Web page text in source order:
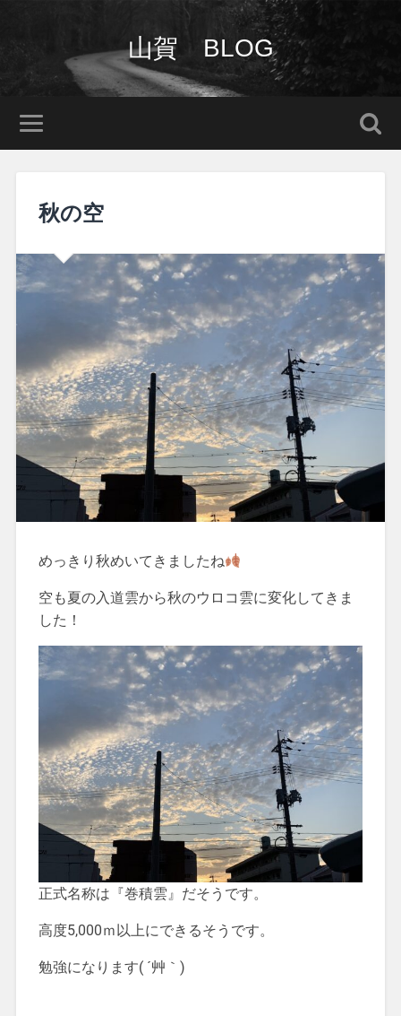
山賀 BLOG
秋の空
めっきり秋めいてきましたね
空も夏の入道雲から秋のウロコ雲に変化してきま
した！
正式名称は『巻積雲』だそうです。
高度5,000ｍ以上にできるそうです。
勉強になります( ´艸｀)